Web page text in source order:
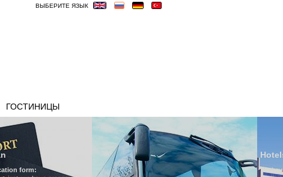
ВЫБЕРИТЕ ЯЗЫК
ГОСТИНИЦЫ
Hotels in Uzbekistan
We have all hotels in Uzbekistan